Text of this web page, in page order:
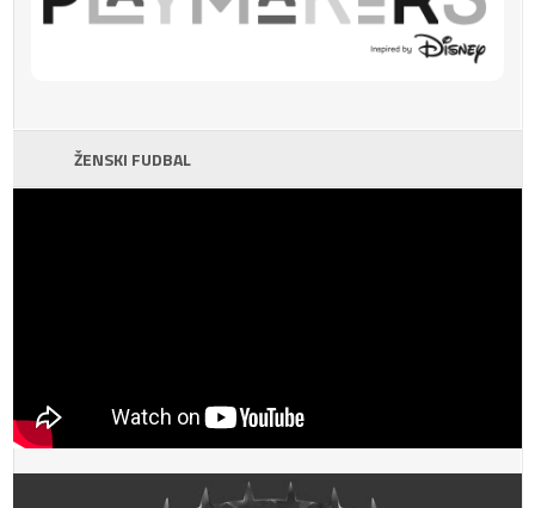
ŽENSKI FUDBAL